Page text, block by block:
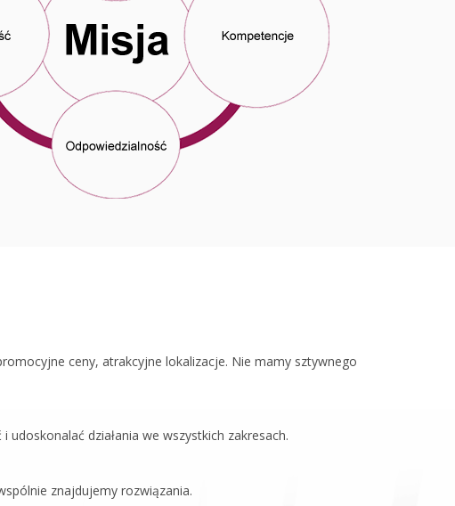
ceny, atrakcyjne lokalizacje. Nie mamy sztywnego
działania we wszystkich zakresach.
znajdujemy rozwiązania.